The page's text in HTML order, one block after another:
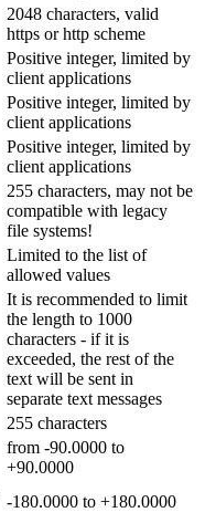
2048 characters, valid
https or http scheme
Positive integer, limited by
client applications
Positive integer, limited by
client applications
Positive integer, limited by
client applications
255 characters, may not be
compatible with legacy
file systems!
Limited to the list of
allowed values
It is recommended to limit
the length to 1000
characters - if it is
exceeded, the rest of the
text will be sent in
separate text messages
255 characters
from -90.0000 to
+90.0000
-180.0000 to +180.0000